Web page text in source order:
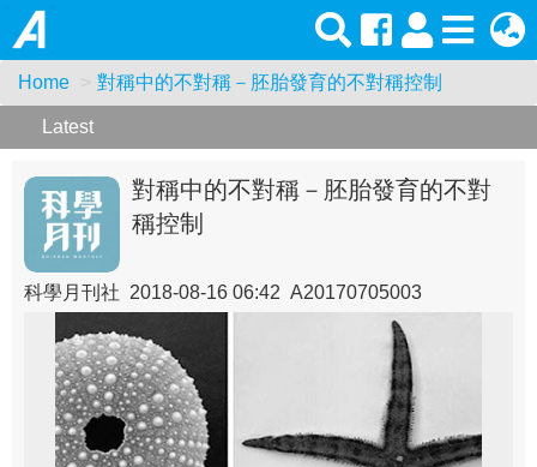
Home 對稱中的不對稱－胚胎發育的不對稱控制
Latest
對稱中的不對稱－胚胎發育的不對
稱控制
科學月刊社 2018-08-16 06:42 A20170705003